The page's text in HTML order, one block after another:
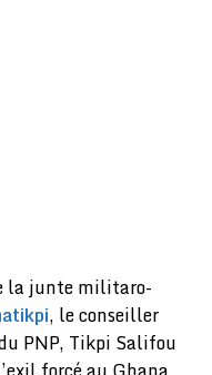
la junte militaro-
, le conseiller
PNP, Tikpi Salifou